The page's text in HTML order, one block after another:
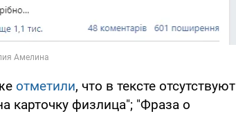
отметили, что в тексте отсутствуют
карточку физлица"; "Фраза о